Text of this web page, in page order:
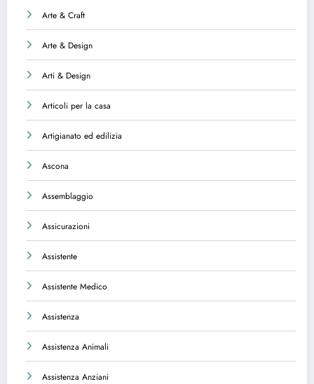
Arte & Craft
Arte & Design
Arti & Design
Articoli per la casa
Artigianato ed edilizia
Ascona
Assemblaggio
Assicurazioni
Assistente
Assistente Medico
Assistenza
Assistenza Animali
Assistenza Anziani